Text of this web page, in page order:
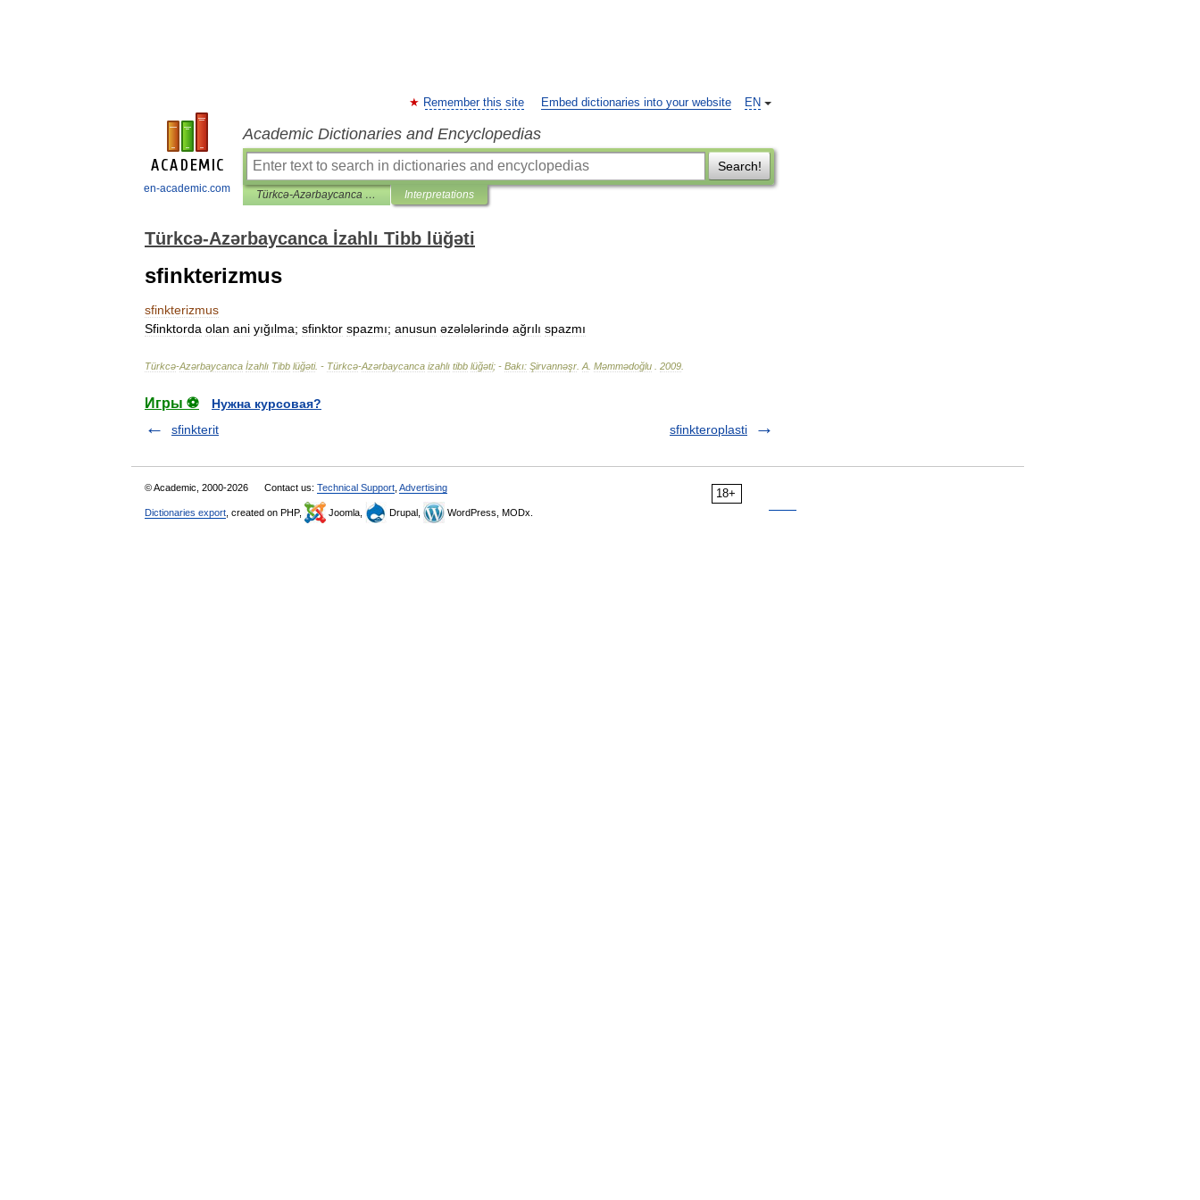
en-academic.com
EN
Remember this site Embed dictionaries into your website
Academic Dictionaries and Encyclopedias
Search!
Türkcə-Azərbaycanca İzahlı Tibb lüğəti Interpretations
Türkcə-Azərbaycanca İzahlı Tibb lüğəti
sfinkterizmus
sfinkterizmus
Sfinktorda olan ani yığılma; sfinktor spazmı; anusun əzələlərində ağrılı spazmı
Türkcə-Azərbaycanca İzahlı Tibb lüğəti. - Türkcə-Azərbaycanca izahlı tibb lüğəti; - Bakı: Şirvannəşr A Məmmədoğlu 2009
Игры ⚽
Нужна курсовая?
sfinkterit
sfinkteroplasti
18+
© Academic, 2000-2026 Contact us: Technical Support Advertising
Dictionaries export , created on PHP, Joomla, Drupal, WordPress, MODx.